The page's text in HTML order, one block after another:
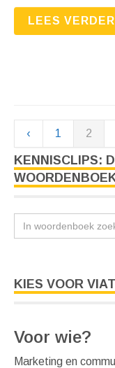
LEES
‹ 1 2
KENNISCLIPS:
Zoek
naar:
KIES VOOR
Voor wie?
Marketing en